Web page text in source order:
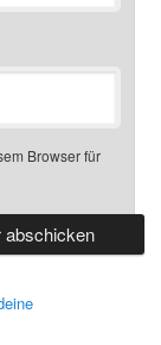
Browser für